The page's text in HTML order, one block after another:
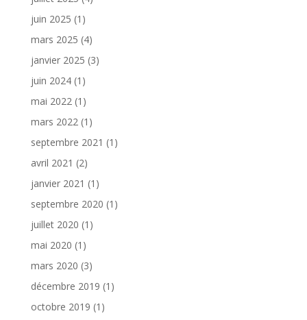
juin 2025 (1)
mars 2025 (4)
janvier 2025 (3)
juin 2024(1)
mai 2022(1)
mars 2022(1)
septembre 2021 (1)
avril 2021 (2)
janvier 2021 (1)
septembre 2020 (1)
juillet 2020 (1)
mai 2020 (1)
mars 2020 (3)
décembre 2019 (1)
octobre 2019 (1)